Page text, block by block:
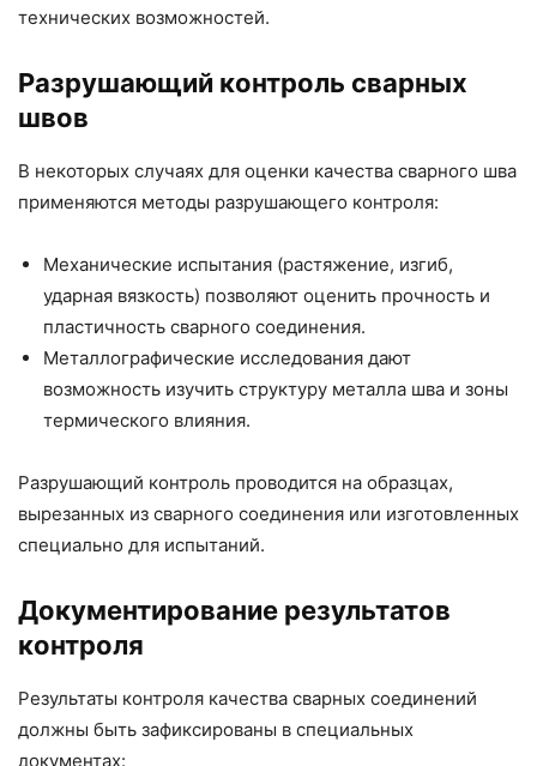
технических возможностей.
Разрушающий контроль сварных
швов
В некоторых случаях для оценки качества сварного шва
применяются методы разрушающего контроля:
Механические испытания (растяжение, изгиб,
ударная вязкость) позволяют оценить прочность и
пластичность сварного соединения.
Металлографические исследования дают
возможность изучить структуру металла шва и зоны
термического влияния.
Разрушающий контроль проводится на образцах,
вырезанных из сварного соединения или изготовленных
специально для испытаний.
Документирование результатов
контроля
Результаты контроля качества сварных соединений
должны быть зафиксированы в специальных
документах: